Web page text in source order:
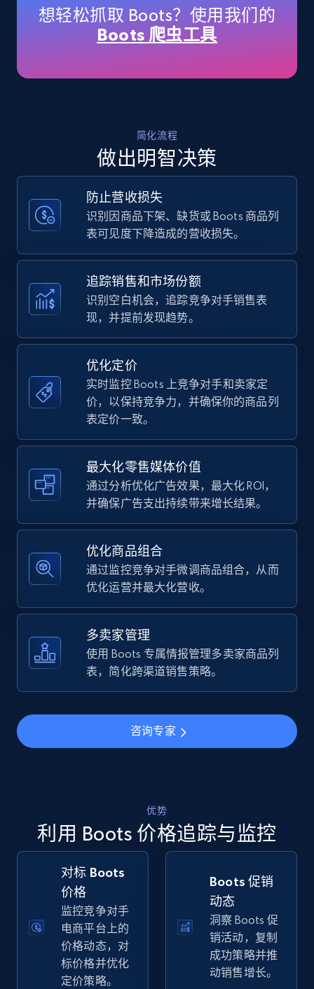
Title, Seller name, Brand, Description, Initial
price, Currency, Availability, Reviews count, and
35.3K+ 5.7K+ 立即开始
Amazon products - find products by using
upc numbers
price, Currency, Availability, Reviews count, and
more.
35.3K+ 5.7K+ 立即开始
Amazon Reviews
URL, Product name, Product rating, Product
rating object, Product rating max, Rating,
Author name, Asin, and more.
7.4K+ 871+
Walmart - products
URL, Final price, Sku, Currency, Gtin,
more.
5.6K+ 876+ 立即开始
Walmart - products - Find new products by
using specific category URL
URL, Final price, Sku, Currency, Gtin,
Specifications, Image urls, Top reviews, and
5.6K+ 876+ 立即开始
Walmart - products - Collects products by
specific keywords
URL, Final price, Sku, Currency, Gtin,
Specifications, Image urls, Top reviews, and
more.
5.6K+ 876+ 立即开始
想轻松抓取 Boots？使用我们的
Boots 爬虫工具
简化流程
做出明智决策
防止营收损失
识别因商品下架、缺货或 Boots 商品列
表可见度下降造成的营收损失。
追踪销售和市场份额
识别空白机会，追踪竞争对手销售表
现，并提前发现趋势。
优化定价
实时监控 Boots 上竞争对手和卖家定
价，以保持竞争力，并确保你的商品列
表定价一致。
最大化零售媒体价值
通过分析优化广告效果，最大化 ROI，
并确保广告支出持续带来增长结果。
优化商品组合
通过监控竞争对手微调商品组合，从而
优化运营并最大化营收。
多卖家管理
使用 Boots 专属情报管理多卖家商品列
表，简化跨渠道销售策略。
咨询专家
优势
利用 Boots 价格追踪与监控
对标 Boots
价格
监控竞争对手
电商平台上的
价格动态，对
标价格并优化
定价策略。
Boots 促销
动态
洞察 Boots 促
销活动，复制
成功策略并推
动销售增长。